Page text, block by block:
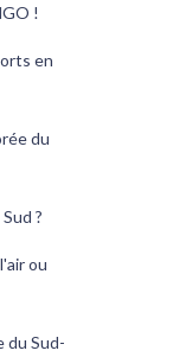
!
en
du
?
ou
du Sud-